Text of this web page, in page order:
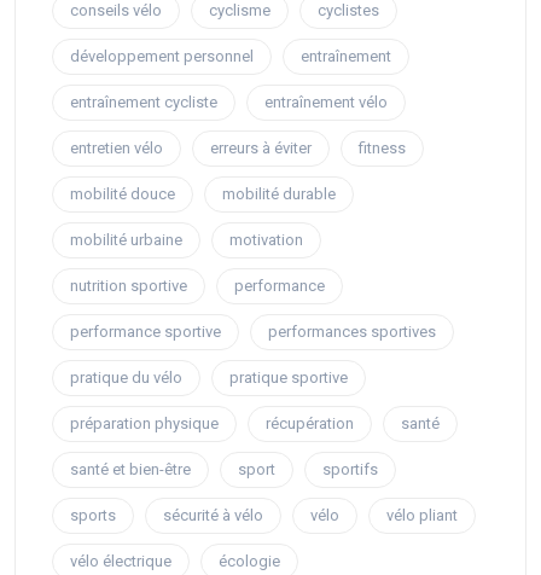
conseils vélo cyclisme cyclistes
développement personnel entraînement
entraînement cycliste entraînement vélo
entretien vélo erreurs à éviter fitness
mobilité douce mobilité durable
mobilité urbaine motivation
nutrition sportive performance
performance sportive performances sportives
pratique du vélo pratique sportive
préparation physique récupération santé
santé et bien-être sport sportifs
sports sécurité à vélo vélo vélo pliant
vélo électrique écologie